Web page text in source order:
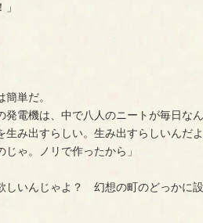
単だ。
電機は、中で八人のニートが毎日な
み出すらしい。生み出すらしいんだよ
ゃ。ノリで作ったから」
しいんじゃよ？ 幻想の町のどっかに